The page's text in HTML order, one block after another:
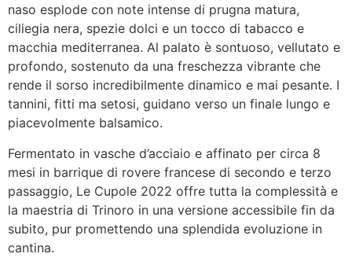
naso esplode con note intense di prugna matura,
ciliegia nera, spezie dolci e un tocco di tabacco e
macchia mediterranea. Al palato è sontuoso, vellutato e
profondo, sostenuto da una freschezza vibrante che
rende il sorso incredibilmente dinamico e mai pesante. I
tannini, fitti ma setosi, guidano verso un finale lungo e
piacevolmente balsamico.
Fermentato in vasche d’acciaio e affinato per circa 8
mesi in barrique di rovere francese di secondo e terzo
passaggio, Le Cupole 2022 offre tutta la complessità e
la maestria di Trinoro in una versione accessibile fin da
subito, pur promettendo una splendida evoluzione in
cantina.